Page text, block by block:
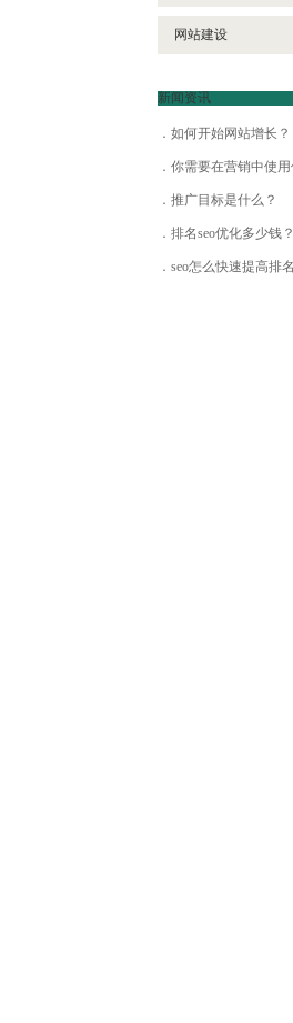
网站建设
- 营销型网站建设
- 外贸网站建设
- 模板网站建设
新闻资讯
如何开始网站增长？
你需要在营销中使用
推广目标是什么？
排名seo优化多少钱？
seo怎么快速提高排